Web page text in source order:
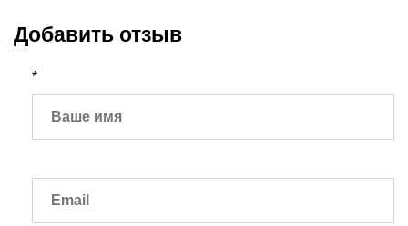
Добавить отзыв
*